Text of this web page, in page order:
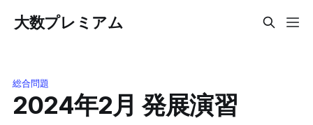
大数プレミアム
総合問題
2024年2月 発展演習